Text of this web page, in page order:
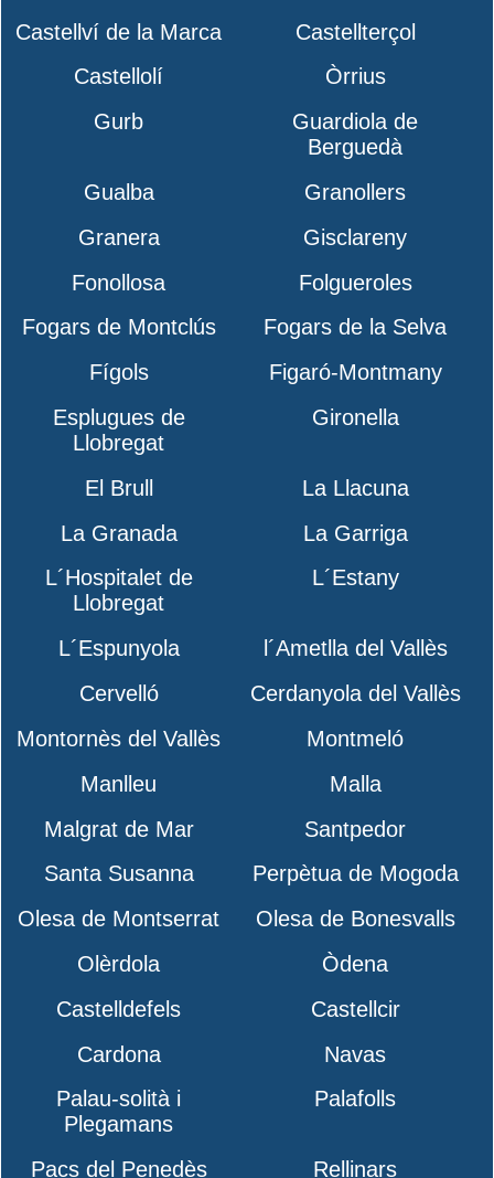
Castellví de la Marca
Castellterçol
Castellolí
Òrrius
Gurb
Guardiola de
Berguedà
Gualba
Granollers
Granera
Gisclareny
Fonollosa
Folgueroles
Fogars de Montclús
Fogars de la Selva
Fígols
Figaró-Montmany
Esplugues de
Llobregat
Gironella
El Brull
La Llacuna
La Granada
La Garriga
L´Hospitalet de
Llobregat
L´Estany
L´Espunyola
l´Ametlla del Vallès
Cervelló
Cerdanyola del Vallès
Montornès del Vallès
Montmeló
Manlleu
Malla
Malgrat de Mar
Santpedor
Santa Susanna
Perpètua de Mogoda
Olesa de Montserrat
Olesa de Bonesvalls
Olèrdola
Òdena
Castelldefels
Castellcir
Cardona
Navas
Palau-solità i
Plegamans
Palafolls
Pacs del Penedès Rellinars